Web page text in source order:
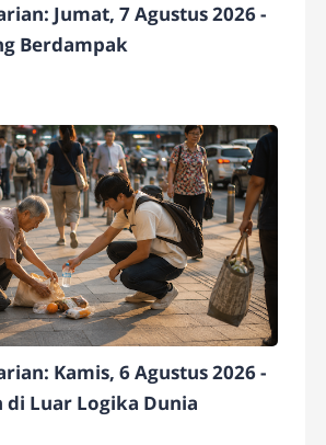
Jumat, 7 Agustus 2026 -
Berdampak
Kamis, 6 Agustus 2026 -
di Luar Logika Dunia